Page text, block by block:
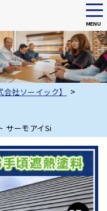
MENU
社ソーイック】 >
サーモアイSi